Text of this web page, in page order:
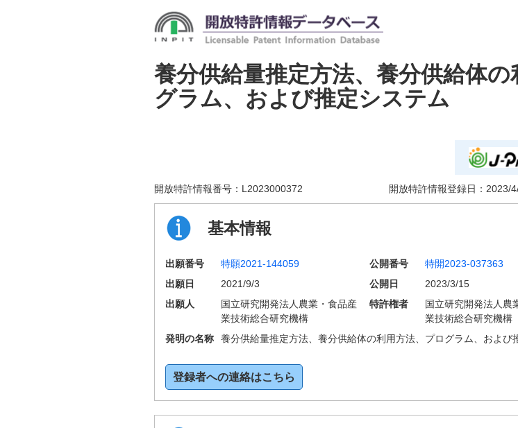
養分供給量推定方法、養分供給体の
グラム、および推定システム
開放特許情報番号： L2023000372 開放特許情報登録日： 2023/
基本情報
出願番号 特願2021-144059 公開番号 特開2023-037363
出願日
2021/9/3 公開日
2023/3/15
出願人
国立研究開発法人農業・食品産
業技術総合研究機構
特許権者
国立研究開発法人農
業技術総合研究機構
発明の名称 養分供給量推定方法、養分供給体の利用方法、プログラム、および
登録者への連絡はこちら